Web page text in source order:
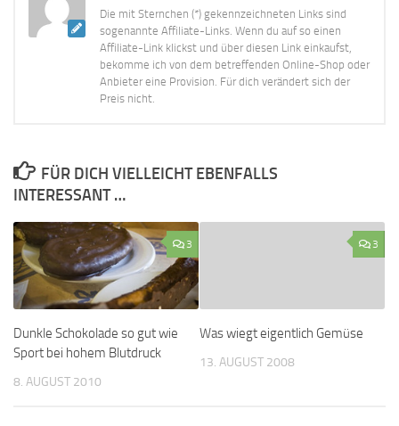
Die mit Sternchen (*) gekennzeichneten Links sind
sogenannte Affiliate-Links. Wenn du auf so einen
Affiliate-Link klickst und über diesen Link einkaufst,
bekomme ich von dem betreffenden Online-Shop oder
Anbieter eine Provision. Für dich verändert sich der
Preis nicht.
FÜR DICH VIELLEICHT EBENFALLS
INTERESSANT …
3
Dunkle Schokolade so gut wie
Sport bei hohem Blutdruck
8. AUGUST 2010
3
Was wiegt eigentlich Gemüse
13. AUGUST 2008